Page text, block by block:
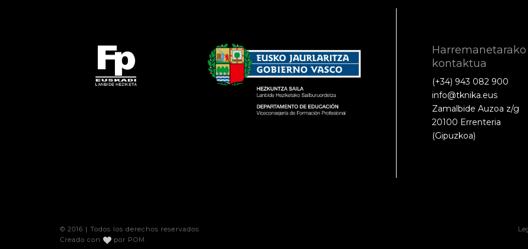
Harremanetarako
kontaktua
(+34) 943 082 900
info@tknika.eus
Zamalbide Auzoa z/g
20100 Errenteria
(Gipuzkoa)
© 2016 | Todos los derechos reservados
Creado con
por POM .